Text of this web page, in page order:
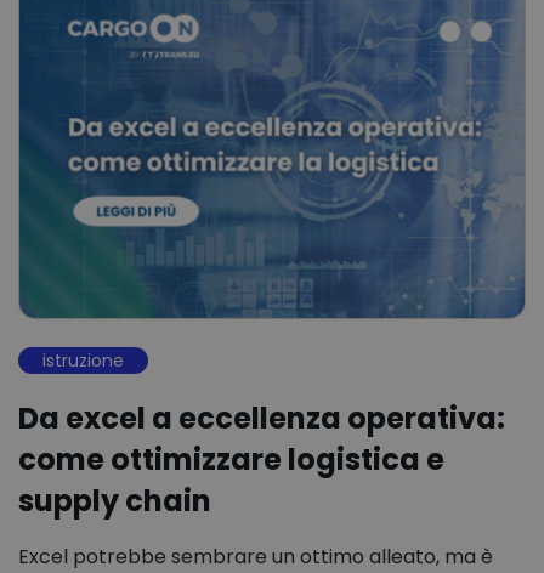
istruzione
Da excel a eccellenza operativa:
come ottimizzare logistica e
supply chain
Excel potrebbe sembrare un ottimo alleato, ma è